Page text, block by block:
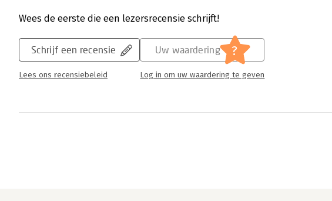
Wees de eerste die een lezersrecensie schrijft!
Schrijf een recensie
Lees ons recensiebeleid
Uw waardering ?
Log in om uw waardering te geven